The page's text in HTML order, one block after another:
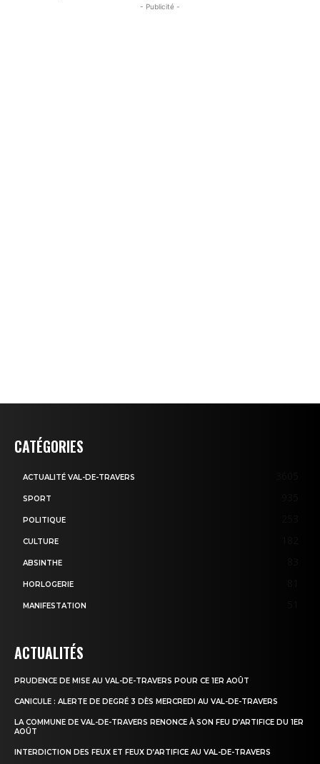
- Publicité -
CATÉGORIES
ACTUALITÉ VAL-DE-TRAVERS
SPORT
POLITIQUE
CULTURE
ABSINTHE
HORLOGERIE
MANIFESTATION
ACTUALITÉS
PRUDENCE DE MISE AU VAL-DE-TRAVERS POUR CE 1ER AOÛT
CANICULE : ALERTE DE DEGRÉ 3 DÈS MERCREDI AU VAL-DE-TRAVERS
LA COMMUNE DE VAL-DE-TRAVERS RENONCE À SON FEU D’ARTIFICE DU 1ER
AOÛT
INTERDICTION DES FEUX ET FEUX D’ARTIFICE AU VAL-DE-TRAVERS